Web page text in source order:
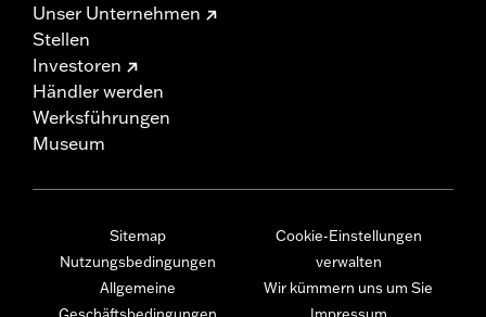
Unser Unternehmen
Stellen
Investoren
Händler werden
Werksführungen
Museum
Sitemap
Nutzungsbedingungen
Allgemeine
Geschäftsbedingungen
Cookie-Einstellungen
verwalten
Wir kümmern uns um Sie
Impressum